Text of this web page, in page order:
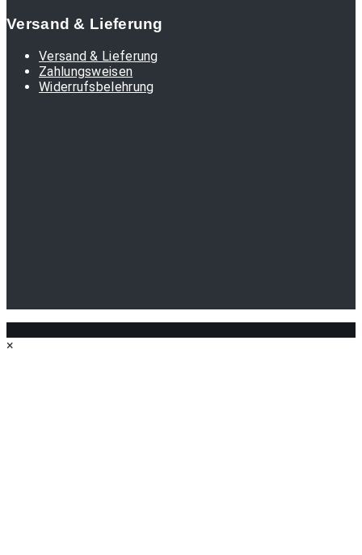
Versand & Lieferung
Versand & Lieferung
Zahlungsweisen
Widerrufsbelehrung
×